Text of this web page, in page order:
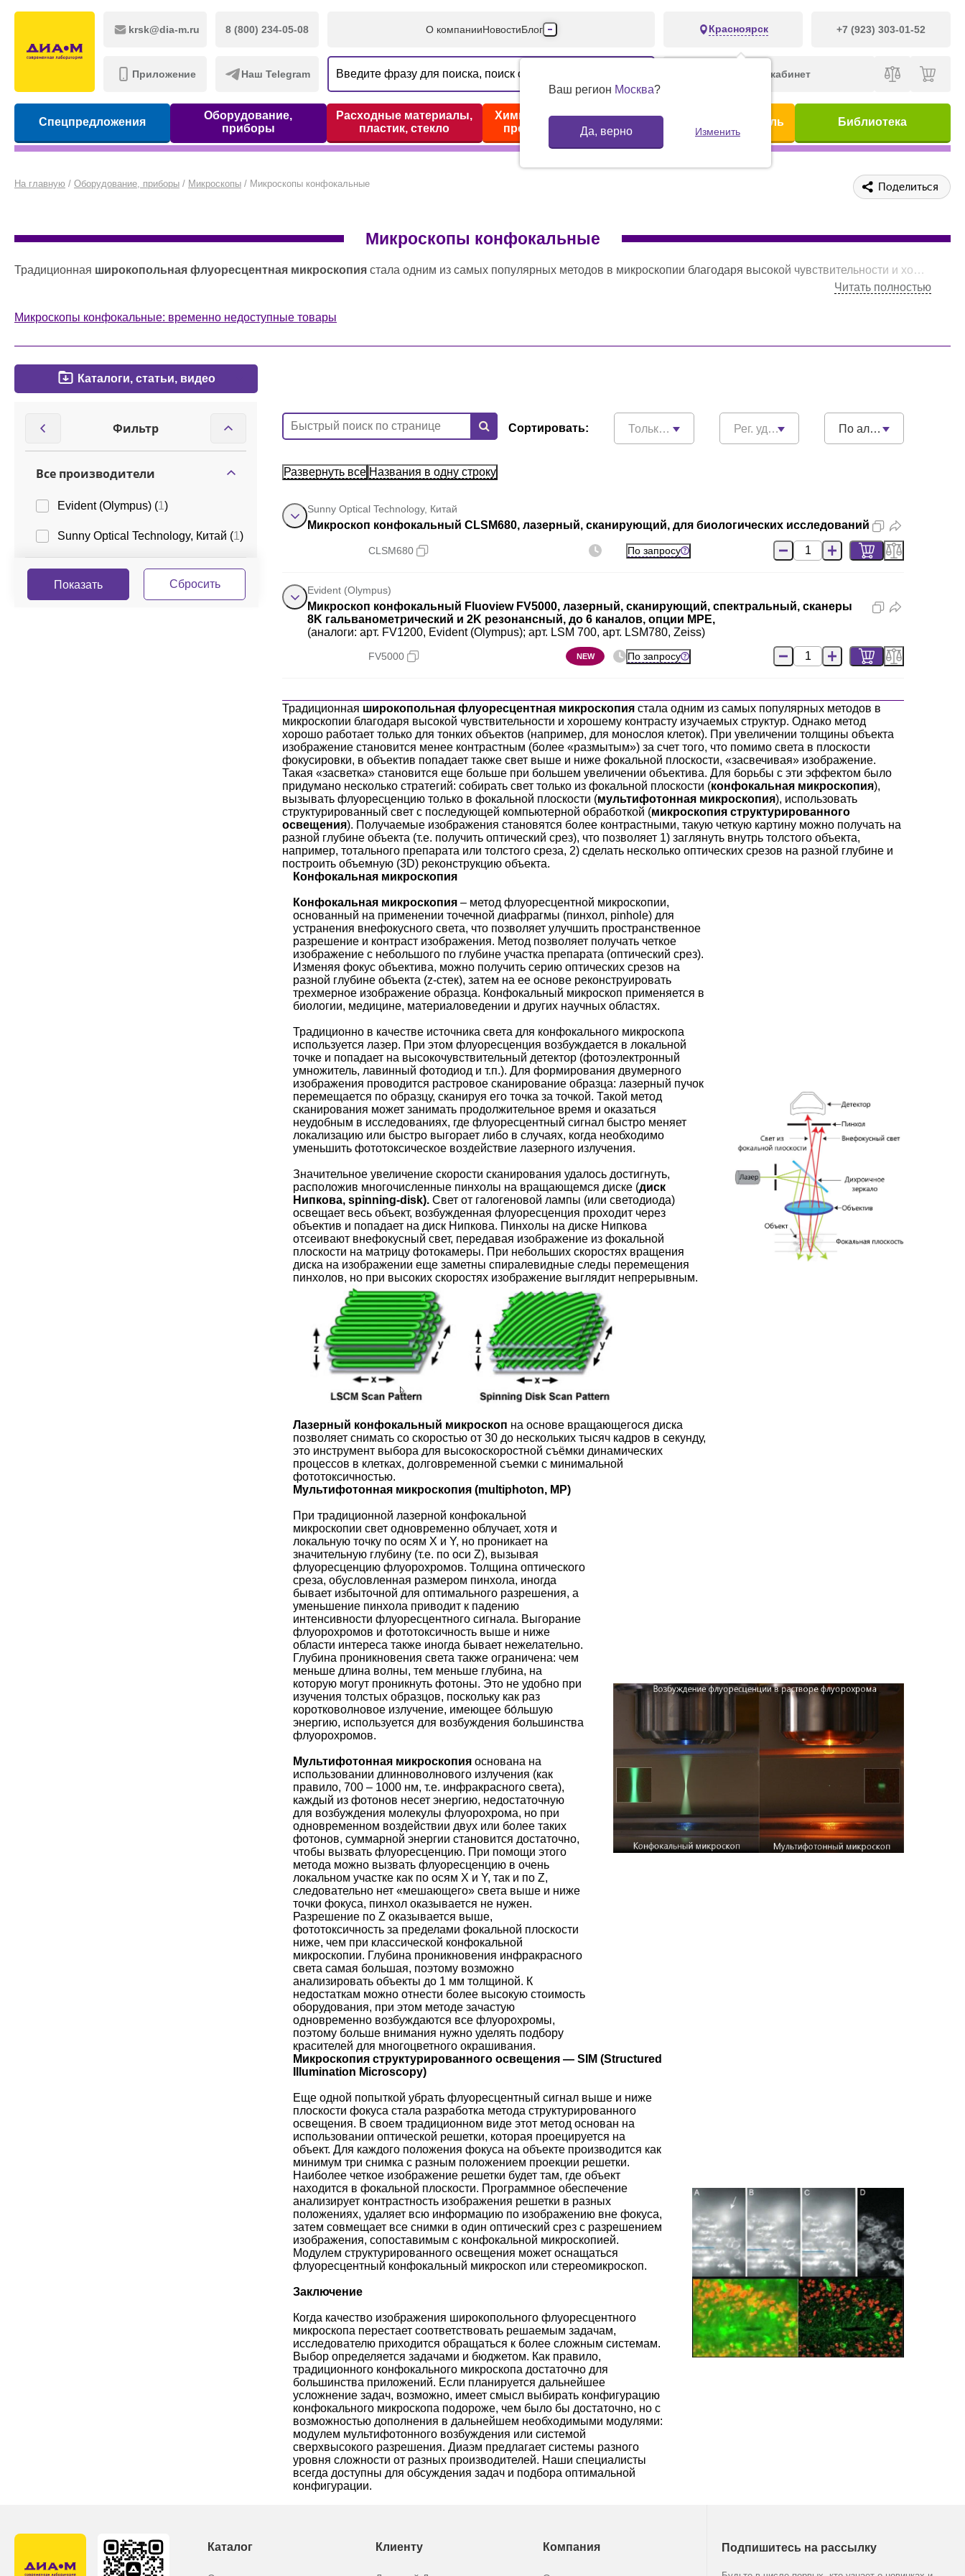
krsk@dia-m.ru 8 (800) 234-05-08
Приложение Наш Telegram
О компанииНовостиБлог
Производители
Партнеры
Контакты
Красноярск +7 (923) 303-01-52
Ваш регион Москва?
Да, верно Изменить
Личный кабинет
Спецпредложения
Оборудование,
приборы
Расходные материалы,
пластик, стекло
Химические реактивы,
препараты, наборы
Предметный указатель Библиотека
На главную / Оборудование, приборы / Микроскопы / Микроскопы конфокальные Поделиться
Микроскопы конфокальные
Традиционная широкопольная флуоресцентная микроскопия стала одним из самых популярных методов в микроскопии благодаря высокой чувствительности и хорошему контрасту изучаемых структур. Однако метод хорошо работает только для тонких объектов (например, для монослоя клеток). При увеличении толщины объекта изображение становится менее контрастным (более «размытым») за счет того, что помимо света в плоскости фокусировки, в объектив попадает также свет выше и ниже фокальной плоскости, «засвечивая» изображение. Такая «засветка» становится еще больше при большем увеличении объектива. Для борьбы с эти эффектом было придумано несколько стратегий: собирать свет только из фокальной плоскости (
Читать полностью
Микроскопы конфокальные: временно недоступные товары
Каталоги, статьи, видео
Фильтр
Все производители
Evident (Olympus) (1 )
Sunny Optical Technology, Китай (1 )
Сортировать: Только новинки Рег. удостоверения По алфавиту
Развернуть все Названия в одну строку
Sunny Optical Technology, Китай
Микроскоп конфокальный CLSM680, лазерный, сканирующий, для биологических исследований
CLSM680 По запросу
Evident (Olympus)
Микроскоп конфокальный Fluoview FV5000, лазерный, сканирующий, спектральный, сканеры
8K гальванометрический и 2K резонансный, до 6 каналов, опции MPE,
(аналоги: арт. FV1200, Evident (Olympus); арт. LSM 700, арт. LSM780, Zeiss)
FV5000 NEW По запросу
Традиционная широкопольная флуоресцентная микроскопия стала одним из самых популярных методов в
микроскопии благодаря высокой чувствительности и хорошему контрасту изучаемых структур. Однако метод
хорошо работает только для тонких объектов (например, для монослоя клеток). При увеличении толщины объекта
изображение становится менее контрастным (более «размытым») за счет того, что помимо света в плоскости
фокусировки, в объектив попадает также свет выше и ниже фокальной плоскости, «засвечивая» изображение.
Такая «засветка» становится еще больше при большем увеличении объектива. Для борьбы с эти эффектом было
придумано несколько стратегий: собирать свет только из фокальной плоскости (конфокальная микроскопия),
вызывать флуоресценцию только в фокальной плоскости (мультифотонная микроскопия), использовать
структурированный свет с последующей компьютерной обработкой (микроскопия структурированного
освещения). Получаемые изображения становятся более контрастными, такую четкую картину можно получать на
разной глубине объекта (т.е. получить оптический срез), что позволяет 1) заглянуть внутрь толстого объекта,
например, тотального препарата или толстого среза, 2) сделать несколько оптических срезов на разной глубине и
построить объемную (3D) реконструкцию объекта.
Конфокальная микроскопия
Конфокальная микроскопия – метод флуоресцентной микроскопии,
основанный на применении точечной диафрагмы (пинхол, pinhole) для
устранения внефокусного света, что позволяет улучшить пространственное
разрешение и контраст изображения. Метод позволяет получать четкое
изображение с небольшого по глубине участка препарата (оптический срез).
Изменяя фокус объектива, можно получить серию оптических срезов на
разной глубине объекта (z-стек), затем на ее основе реконструировать
трехмерное изображение образца. Конфокальный микроскоп применяется в
биологии, медицине, материаловедении и других научных областях.
Традиционно в качестве источника света для конфокального микроскопа
используется лазер. При этом флуоресценция возбуждается в локальной
точке и попадает на высокочувствительный детектор (фотоэлектронный
умножитель, лавинный фотодиод и т.п.). Для формирования двумерного
изображения проводится растровое сканирование образца: лазерный пучок
перемещается по образцу, сканируя его точка за точкой. Такой метод
сканирования может занимать продолжительное время и оказаться
неудобным в исследованиях, где флуоресцентный сигнал быстро меняет
локализацию или быстро выгорает либо в случаях, когда необходимо
уменьшить фототоксическое воздействие лазерного излучения.
Значительное увеличение скорости сканирования удалось достигнуть,
расположив многочисленные пинхолы на вращающемся диске (диск
Нипкова, spinning-disk). Свет от галогеновой лампы (или светодиода)
освещает весь объект, возбужденная флуоресценция проходит через
объектив и попадает на диск Нипкова. Пинхолы на диске Нипкова
отсеивают внефокусный свет, передавая изображение из фокальной
плоскости на матрицу фотокамеры. При небольших скоростях вращения
диска на изображении еще заметны спиралевидные следы перемещения
пинхолов, но при высоких скоростях изображение выглядит непрерывным.
Лазерный конфокальный микроскоп на основе вращающегося диска
позволяет снимать со скоростью от 30 до нескольких тысяч кадров в секунду,
это инструмент выбора для высокоскоростной съёмки динамических
процессов в клетках, долговременной съемки с минимальной
фототоксичностью.
Мультифотонная микроскопия (multiphoton, MP)
При традиционной лазерной конфокальной
микроскопии свет одновременно облучает, хотя и
локальную точку по осям X и Y, но проникает на
значительную глубину (т.е. по оси Z), вызывая
флуоресценцию флуорохромов. Толщина оптического
среза, обусловленная размером пинхола, иногда
бывает избыточной для оптимального разрешения, а
уменьшение пинхола приводит к падению
интенсивности флуоресцентного сигнала. Выгорание
флуорохромов и фототоксичность выше и ниже
области интереса также иногда бывает нежелательно.
Глубина проникновения света также ограничена: чем
меньше длина волны, тем меньше глубина, на
которую могут проникнуть фотоны. Это не удобно при
изучения толстых образцов, поскольку как раз
коротковолновое излучение, имеющее бо́льшую
энергию, используется для возбуждения большинства
флуорохромов.
Мультифотонная микроскопия основана на
использовании длинноволнового излучения (как
правило, 700 – 1000 нм, т.е. инфракрасного света),
каждый из фотонов несет энергию, недостаточную
для возбуждения молекулы флуорохрома, но при
одновременном воздействии двух или более таких
фотонов, суммарной энергии становится достаточно,
чтобы вызвать флуоресценцию. При помощи этого
метода можно вызвать флуоресценцию в очень
локальном участке как по осям X и Y, так и по Z,
следовательно нет «мешающего» света выше и ниже
точки фокуса, пинхол оказывается не нужен.
Разрешение по Z оказывается выше,
фототоксичность за пределами фокальной плоскости
ниже, чем при классической конфокальной
микроскопии. Глубина проникновения инфракрасного
света самая большая, поэтому возможно
анализировать объекты до 1 мм толщиной. К
недостаткам можно отнести более высокую стоимость
оборудования, при этом методе зачастую
одновременно возбуждаются все флуорохромы,
поэтому больше внимания нужно уделять подбору
красителей для многоцветного окрашивания.
Микроскопия структурированного освещения — SIM (Structured
Illumination Microscopy)
Еще одной попыткой убрать флуоресцентный сигнал выше и ниже
плоскости фокуса стала разработка метода структурированного
освещения. В своем традиционном виде этот метод основан на
использовании оптической решетки, которая проецируется на
объект. Для каждого положения фокуса на объекте производится как
минимум три снимка с разным положением проекции решетки.
Наиболее четкое изображение решетки будет там, где объект
находится в фокальной плоскости. Программное обеспечение
анализирует контрастность изображения решетки в разных
положениях, удаляет всю информацию по изображению вне фокуса,
затем совмещает все снимки в один оптический срез с разрешением
изображения, сопоставимым с конфокальной микроскопией.
Модулем структурированного освещения может оснащаться
флуоресцентный конфокальный микроскоп или стереомикроскоп.
Заключение
Когда качество изображения широкопольного флуоресцентного
микроскопа перестает соответствовать решаемым задачам,
исследователю приходится обращаться к более сложным системам.
Выбор определяется задачами и бюджетом. Как правило,
традиционного конфокального микроскопа достаточно для
большинства приложений. Если планируется дальнейшее
усложнение задач, возможно, имеет смысл выбирать конфигурацию
конфокального микроскопа подороже, чем было бы достаточно, но с
возможностью дополнения в дальнейшем необходимыми модулями:
модулем мультифотонного возбуждения или системой
сверхвысокого разрешения. Диаэм предлагает системы разного
уровня сложности от разных производителей. Наши специалисты
всегда доступны для обсуждения задач и подбора оптимальной
конфигурации.
Каталог Клиенту Компания Подпишитесь на рассылку